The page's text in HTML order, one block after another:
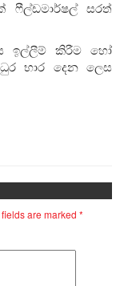
ෆීල්ඩමාර්ෂල් සරත්
ඉල්ලීම් කිරීම හෝ
භාර දෙන ලෙස
are marked *